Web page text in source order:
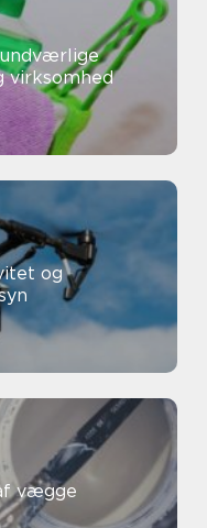
virksomhed
og
vægge